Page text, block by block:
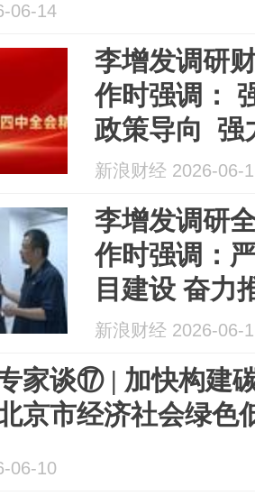
06-14
李增发调研
作时强调：
政策导向 强
会高质量发
新浪财经 2026-06-
李增发调研
作时强调：
目建设 奋力
质量发展
新浪财经 2026-06-
家谈⑰ | 加快构建
京市经济社会绿色
06-10